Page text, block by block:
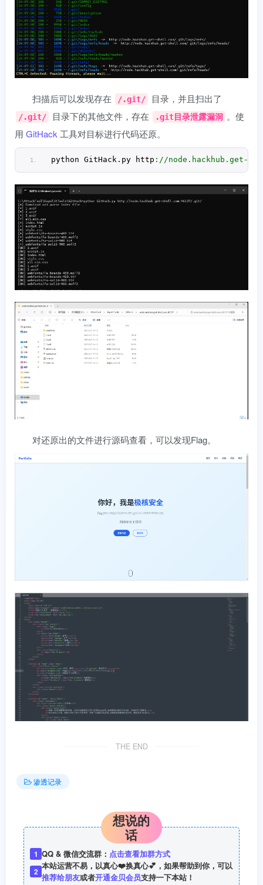
扫描后可以发现存在 /.git/ 目录，并且扫出了
/.git/ 目录下的其他文件，存在 .git目录泄露漏洞
。使
用 GitHack 工具对目标进行代码还原。
python GitHack. py http ://node.hackhub.get-
对还原出的文件进行源码查看，可以发现Flag。
THE END
渗透记录
想说的
话
1 QQ & 微信交流群： 点击查看加群方式
2
本站运营不易，以真心❤️换真心💕，如果帮助到你，可以
推荐给朋友或者开通金贝会员支持一下本站！